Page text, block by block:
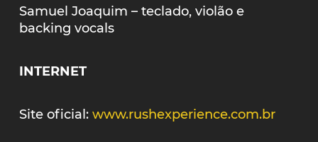
Samuel Joaquim – teclado, violão e
backing vocals
INTERNET
Site oficial: www.rushexperience.com.br